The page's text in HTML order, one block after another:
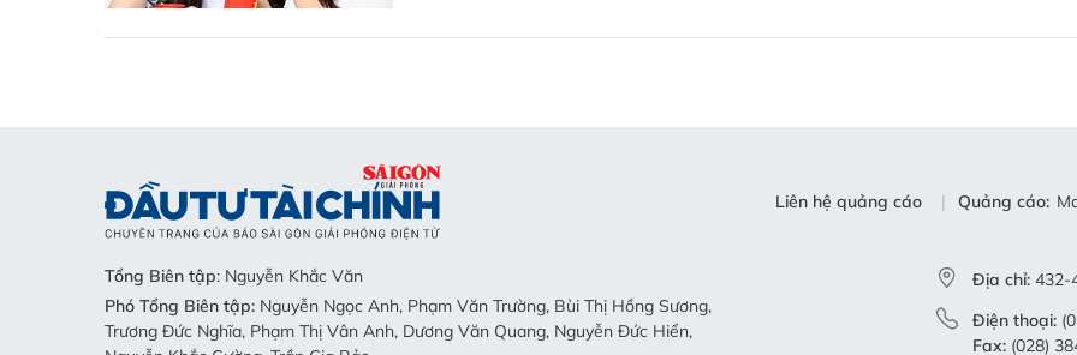
Phó Tổng Biên tập:Nguyễn Ngọc Anh, Phạm Văn Trường, Bùi Thị Hồng Sương,
Trương Đức Nghĩa, Phạm Thị Vân Anh, Dương Văn Quang, Nguyễn Đức Hiển,
Phó Tổng Thư ký tòa soạn:Ngô Quang Trưởng, Nguyễn Chiến Dũng, Nguyễn Phước
Bình
Nội dung:Trần Hải
Điện thoại:
Email: